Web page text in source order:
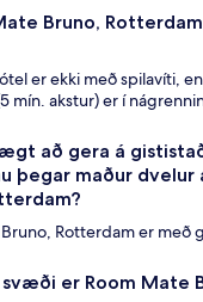
Bruno,
er ekki með spilavíti,
mín. akstur) er í
að gera á
þegar maður dvelur
Rotterdam er með
er Room Mate